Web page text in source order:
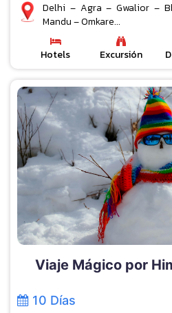
Delhi – Agra – Gwalior –
Mandu – Omkare...
Hotels Excursión
Viaje Mágico por
10 Días